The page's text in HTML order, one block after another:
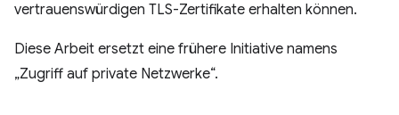
vertrauenswürdigen TLS-Zertifikate erhalten können.
Diese Arbeit ersetzt eine frühere Initiative namens
„Zugriff auf private Netzwerke“.